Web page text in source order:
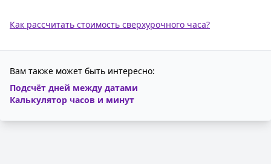
Как рассчитать стоимость сверхурочного часа?
Вам также может быть интересно:
Подсчёт дней между датами
Калькулятор часов и минут